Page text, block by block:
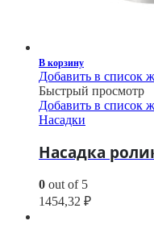
В корзину
Добавить в список
Быстрый просмотр
Добавить в список
Насадки
Насадка
0 out of 5
1454,32 ₽